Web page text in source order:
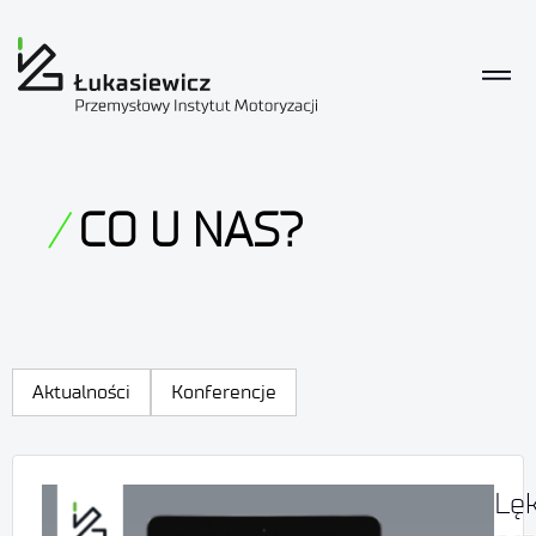
CO U NAS?
Aktualności Konferencje